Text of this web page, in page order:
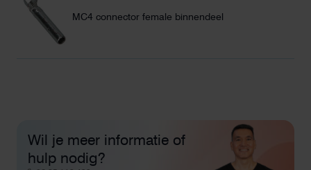
MC4 connector female binnendeel
Wil je meer informatie of
hulp nodig?